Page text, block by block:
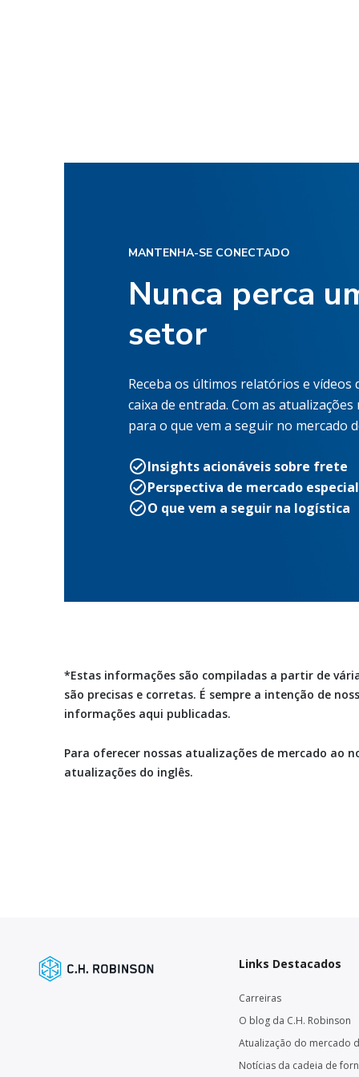
MANTENHA-SE CONECTADO
Nunca perca
setor
Receba os últimos relatórios e vídeos
caixa de entrada. Com as
para o que vem a seguir no mercado
Insights acionáveis sobre frete
Perspectiva de mercado
O que vem a seguir na logística
*Estas informações são compiladas a partir de
são precisas e corretas. É sempre a intenção de
informações aqui publicadas.
Para oferecer nossas atualizações de mercado
atualizações do inglês.
Links Destacados
Carreiras
O blog da C.H. Robinson
Atualização do mercado
Notícias da cadeia de